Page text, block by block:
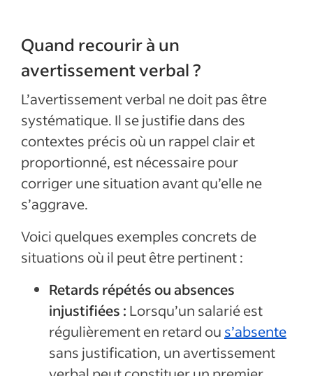
Quand recourir à un
avertissement verbal ?
L’avertissement verbal ne doit pas être
systématique. Il se justifie dans des
contextes précis où un rappel clair et
proportionné, est nécessaire pour
corriger une situation avant qu’elle ne
s’aggrave.
Voici quelques exemples concrets de
situations où il peut être pertinent :
Retards répétés ou absences
injustifiées : Lorsqu’un salarié est
régulièrement en retard ou s’absente
sans justification, un avertissement